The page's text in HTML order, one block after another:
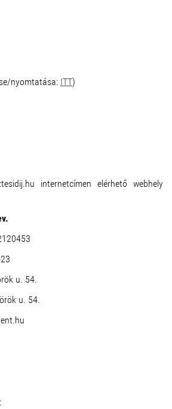
nyomtatása: ITT)
internetcímen elérhető webhely
u. 54.
u. 54.